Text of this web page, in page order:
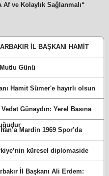
ve Kolaylık Sağlanmalı“
İL BAŞKANI HAMİT
Günü
Hamit Sümer'e hayırlı olsun
Günaydın: Yerel Basına
Mardin 1969 Spor’da
küresel diplomaside
İl Başkanı Ali Erdem: